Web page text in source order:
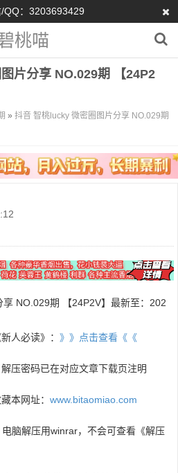
QQ：3203693429
桃喵
片分享 NO.029期 【24P2
» 抖音 智桃lucky 微密圈图片分享 NO.029期
享 NO.029期 【24P2V】最新至：202
人必读》： 》》点击查看《《
压密码已在对应文章下载页注明
本网址： www.bitaomiao.com
脑解压用winrar，不会可查看《解压